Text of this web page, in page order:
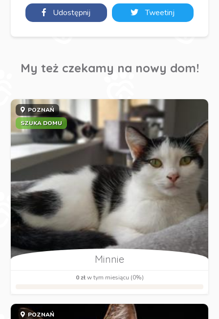
Udostępnij Tweetinj
My też czekamy na nowy dom!
POZNAŃ
SZUKA DOMU
Minnie
0 złw tym miesiącu (0%)
POZNAŃ